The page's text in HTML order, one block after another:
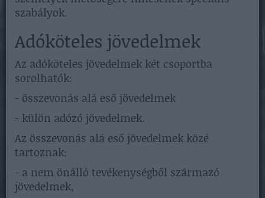
szabályok.
Adóköteles jövedelmek
Az adóköteles jövedelmek két csoportba
sorolhatók:
- összevonás alá eső jövedelmek
- külön adózó jövedelmek.
Az összevonás alá eső jövedelmek közé
tartoznak:
- a nem önálló tevékenységből származó
jövedelmek,